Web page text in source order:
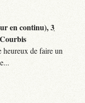
en continu),3
heureux de faire un